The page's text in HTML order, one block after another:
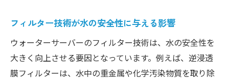
健康と美容を両立するウォーターサーバー
の選択
ウォーターサーバーのフィルター技術がもたら
す安心感と品質
フィルター技術が水の安全性に与える影響
ウォーターサーバーのフィルター技術は、水の安全性を
大きく向上させる要因となっています。例えば、逆浸透
膜フィルターは、水中の重金属や化学汚染物質を取り除